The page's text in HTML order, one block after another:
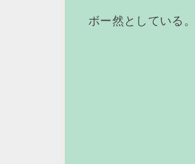
ボー然としている。